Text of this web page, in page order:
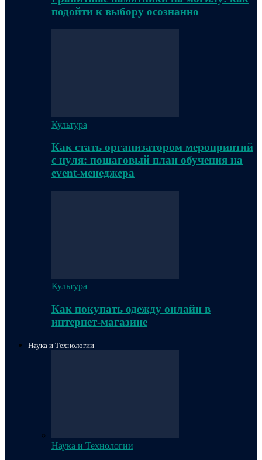
подойти к выбору осознанно
Культура
Как стать организатором мероприятий
с нуля: пошаговый план обучения на
event-менеджера
Культура
Как покупать одежду онлайн в
интернет-магазине
Наука и Технологии
Наука и Технологии